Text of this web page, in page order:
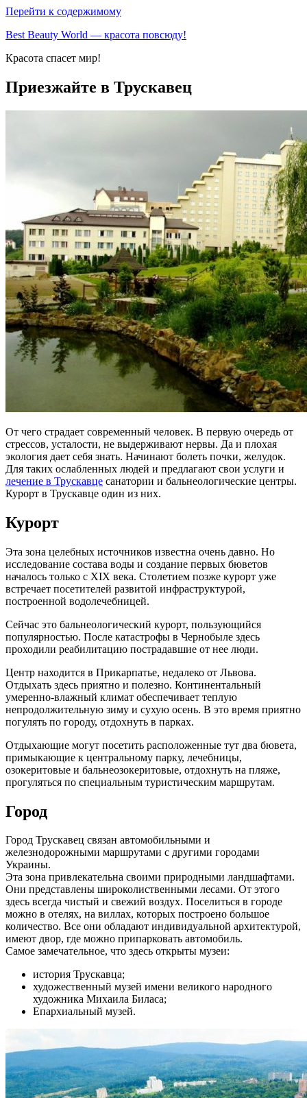
Перейти к содержимому
Best Beauty World — красота повсюду!
Красота спасет мир!
Приезжайте в Трускавец
От чего страдает современный человек. В первую очередь от
стрессов, усталости, не выдерживают нервы. Да и плохая
экология дает себя знать. Начинают болеть почки, желудок.
Для таких ослабленных людей и предлагают свои услуги и
лечение в Трускавце санатории и бальнеологические центры.
Курорт в Трускавце один из них.
Курорт
Эта зона целебных источников известна очень давно. Но
исследование состава воды и создание первых бюветов
началось только с XIX века. Столетием позже курорт уже
встречает посетителей развитой инфраструктурой,
построенной водолечебницей.
Сейчас это бальнеологический курорт, пользующийся
популярностью. После катастрофы в Чернобыле здесь
проходили реабилитацию пострадавшие от нее люди.
Центр находится в Прикарпатье, недалеко от Львова.
Отдыхать здесь приятно и полезно. Континентальный
умеренно-влажный климат обеспечивает теплую
непродолжительную зиму и сухую осень. В это время приятно
погулять по городу, отдохнуть в парках.
Отдыхающие могут посетить расположенные тут два бювета,
примыкающие к центральному парку, лечебницы,
озокеритовые и бальнеозокеритовые, отдохнуть на пляже,
прогуляться по специальным туристическим маршрутам.
Город
Город Трускавец связан автомобильными и
железнодорожными маршрутами с другими городами
Украины.
Эта зона привлекательна своими природными ландшафтами.
Они представлены широколиственными лесами. От этого
здесь всегда чистый и свежий воздух. Поселиться в городе
можно в отелях, на виллах, которых построено большое
количество. Все они обладают индивидуальной архитектурой,
имеют двор, где можно припарковать автомобиль.
Самое замечательное, что здесь открыты музеи:
история Трускавца;
художественный музей имени великого народного
художника Михаила Биласа;
Епархиальный музей.